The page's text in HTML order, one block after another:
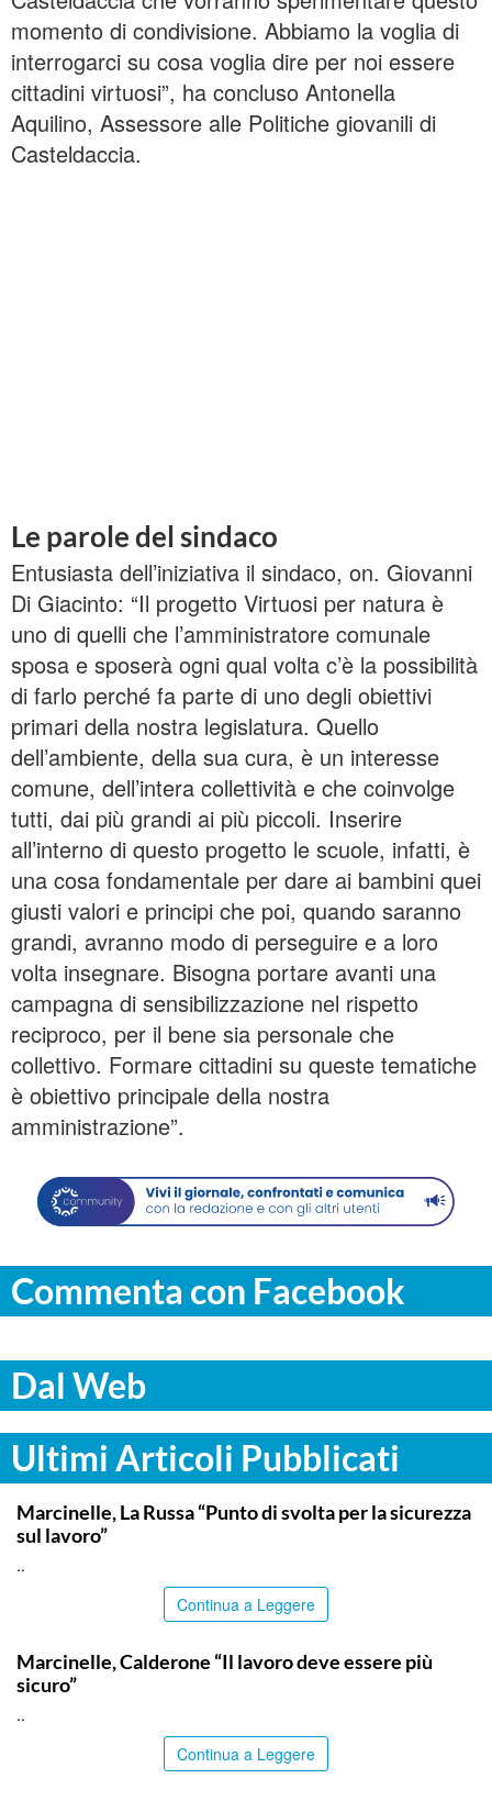
momento di condivisione. Abbiamo la voglia di
interrogarci su cosa voglia dire per noi essere
cittadini virtuosi”, ha concluso Antonella
Aquilino, Assessore alle Politiche giovanili di
Casteldaccia.
Le parole del sindaco
Entusiasta dell’iniziativa il sindaco, on. Giovanni
Di Giacinto: “Il progetto Virtuosi per natura è
uno di quelli che l’amministratore comunale
sposa e sposerà ogni qual volta c’è la possibilità
di farlo perché fa parte di uno degli obiettivi
primari della nostra legislatura. Quello
dell’ambiente, della sua cura, è un interesse
comune, dell’intera collettività e che coinvolge
tutti, dai più grandi ai più piccoli. Inserire
all’interno di questo progetto le scuole, infatti, è
una cosa fondamentale per dare ai bambini quei
giusti valori e principi che poi, quando saranno
grandi, avranno modo di perseguire e a loro
volta insegnare. Bisogna portare avanti una
campagna di sensibilizzazione nel rispetto
reciproco, per il bene sia personale che
collettivo. Formare cittadini su queste tematiche
è obiettivo principale della nostra
amministrazione”.
Commenta con Facebook
Dal Web
Ultimi Articoli Pubblicati
ITALPRESS
Marcinelle, La Russa “Punto di svolta per la sicurezza
sul lavoro”
..
Continua a Leggere
Marcinelle, Calderone “Il lavoro deve essere più
sicuro”
..
Continua a Leggere